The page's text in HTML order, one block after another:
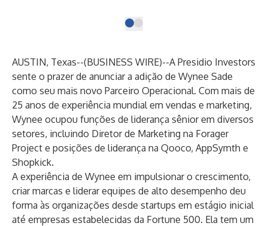
AUSTIN, Texas--(BUSINESS WIRE)--A Presidio Investors
sente o prazer de anunciar a adição de Wynee Sade
como seu mais novo Parceiro Operacional. Com mais de
25 anos de experiência mundial em vendas e marketing,
Wynee ocupou funções de liderança sênior em diversos
setores, incluindo Diretor de Marketing na Forager
Project e posições de liderança na Qooco, AppSymth e
Shopkick.
A experiência de Wynee em impulsionar o crescimento,
criar marcas e liderar equipes de alto desempenho deu
forma às organizações desde startups em estágio inicial
até empresas estabelecidas da Fortune 500. Ela tem um